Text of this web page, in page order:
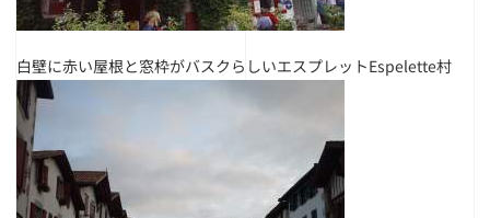
白壁に赤い屋根と窓枠がバスクらしいエスプレットEspelette村